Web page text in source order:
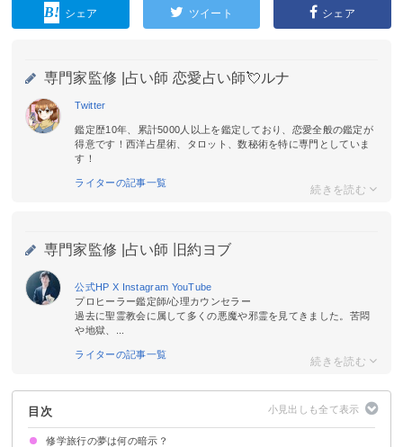
シェア ツイート シェア
専門家監修 | 占い師 恋愛占い師💘ルナ
Twitter
鑑定歴10年、累計5000人以上を鑑定しており、恋愛全般の鑑定が
得意です！西洋占星術、タロット、数秘術を特に専門としていま
す！
ライターの記事一覧
専門家監修 | 占い師 旧約ヨブ
公式HP X Instagram YouTube
プロヒーラー鑑定師/心理カウンセラー
過去に聖霊教会に属して多くの悪魔や邪霊を見てきました。苦悶
や地獄、...
ライターの記事一覧
目次
修学旅行の夢は何の暗示？